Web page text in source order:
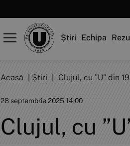
Știri Echipa
Acasă Știri Clujul, cu ”U” din
28 septembrie 2025 14:00
Clujul, cu